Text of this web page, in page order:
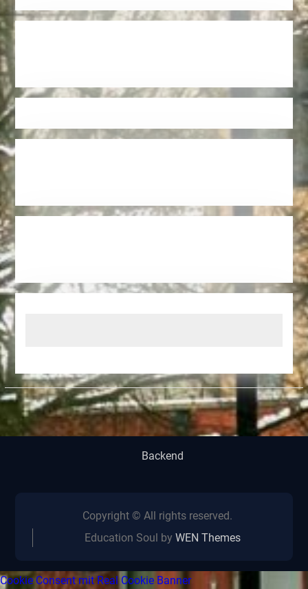
Backend
Copyright © All rights reserved.
Education Soul byWEN Themes
Cookie Consent mit Real Cookie Banner